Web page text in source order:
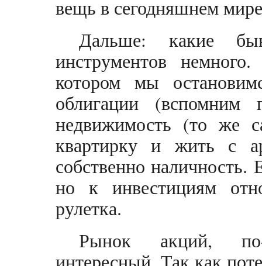
вещь в сегодняшнем
Дальше: какие
инструментов
котором мы
облигации
недвижимость (то же
квартирку и жить с
собственно
но к инвестициям
рулетка.
Рынок акций,